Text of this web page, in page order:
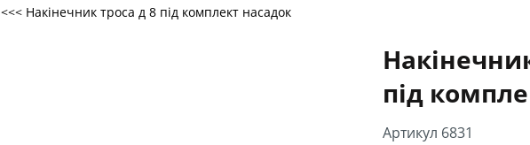
<<< Накінечник троса д 8 під комплект насадок
під
Артикул 6831